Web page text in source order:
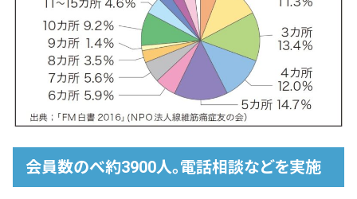
会員数のべ約3900人。電話相談などを実施